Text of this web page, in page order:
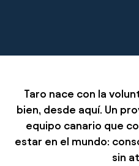
Taro nace con la
bien, desde aquí. Un
equipo canario que
estar en el mundo:
sin